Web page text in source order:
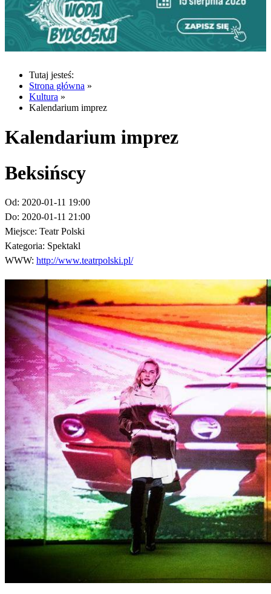
Tutaj jesteś:
Strona główna »
Kultura »
Kalendarium imprez
Kalendarium imprez
Beksińscy
Od: 2020-01-11 19:00
Do: 2020-01-11 21:00
Miejsce: Teatr Polski
Kategoria: Spektakl
WWW: http://www.teatrpolski.pl/